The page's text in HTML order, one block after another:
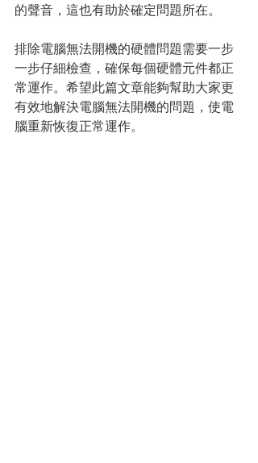
的聲音，這也有助於確定問題所在。
排除電腦無法開機的硬體問題需要一步
一步仔細檢查，確保每個硬體元件都正
常運作。希望此篇文章能夠幫助大家更
有效地解決電腦無法開機的問題，使電
腦重新恢復正常運作。